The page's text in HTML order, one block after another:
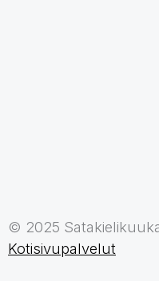
© 2025
Kotisivupalvelut